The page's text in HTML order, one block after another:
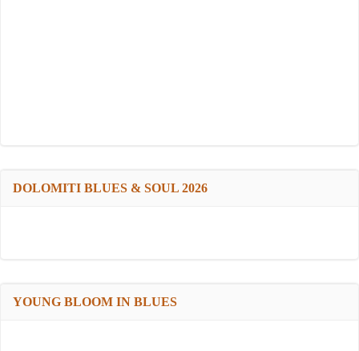
DOLOMITI BLUES & SOUL 2026
YOUNG BLOOM IN BLUES